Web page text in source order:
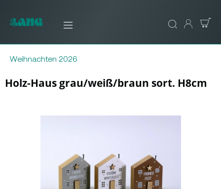
Weihnachten 2026
Holz-Haus grau/weiß/braun sort. H8cm